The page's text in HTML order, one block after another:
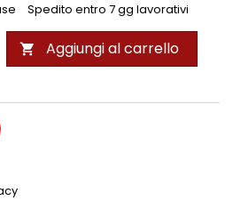
Spedito entro 7 gg lavorativi
 Aggiungi al carrello